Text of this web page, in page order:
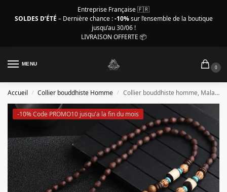
Entreprise Française 🇫🇷
SOLDES D’ÉTÉ – Dernière chance :-10%sur l’ensemble de la boutique
jusqu’au 30/06 !
LIVRAISON OFFERTE 📦
MENU
0
Accueil / Collier bouddhiste Homme / Collier bouddhiste homme, Mala cloche métal
-10% Code PROMO10 jusqu'a la fin du mois